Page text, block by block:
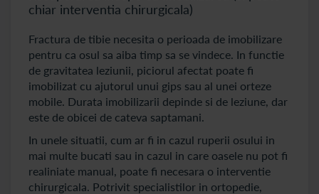
chiar interventia chirurgicala)
Fractura de tibie necesita o perioada de imobilizare
pentru ca osul sa aiba timp sa se vindece. In functie
de gravitatea leziunii, piciorul afectat poate fi
imobilizat cu ajutorul unui gips sau al unei orteze
mobile. Durata imobilizarii depinde si de leziune, dar
este de obicei de cateva saptamani.
In unele situatii, cum ar fi in cazul ruperii osului in
mai multe bucati sau in cazul in care oasele nu pot fi
realiniate manual, poate fi necesara o interventie
chirurgicala. Potrivit specialistilor in ortopedie,